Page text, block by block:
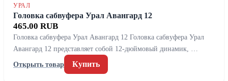
УРАЛ
Головка сабвуфера Урал Авангард 12
465.00 RUB
Головка сабвуфера Урал Авангард 12 Головка сабвуфера Урал
Авангард 12 представляет собой 12-дюймовый динамик, …
Открыть товар
Купить